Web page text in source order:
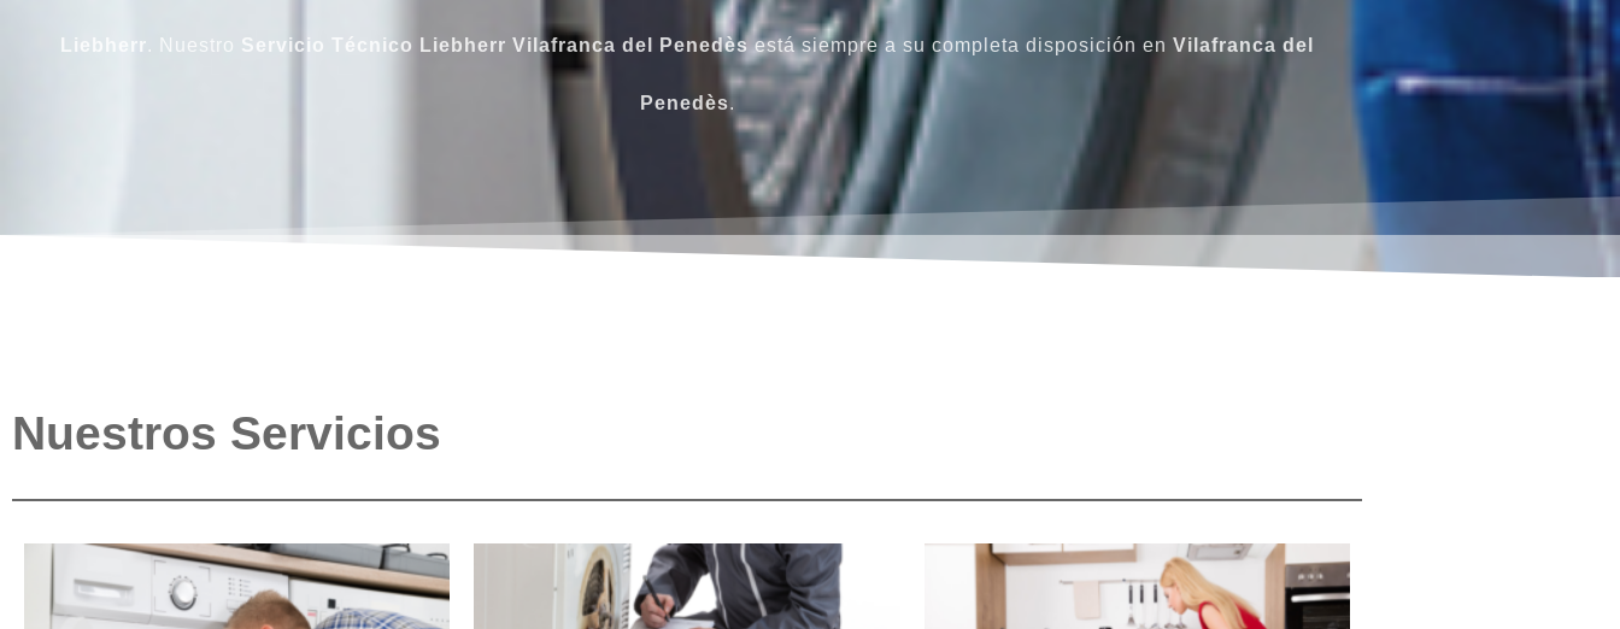
Liebherr. Nuestro Servicio Técnico Liebherr Vilafranca del Penedès está siempre a su completa disposición en Vilafranca del
Penedès.
Nuestros Servicios